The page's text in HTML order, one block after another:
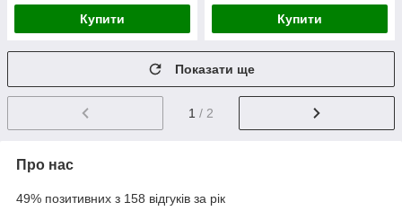
Купити Купити
Показати ще
1 / 2
Про нас
49% позитивних з 158 відгуків за рік